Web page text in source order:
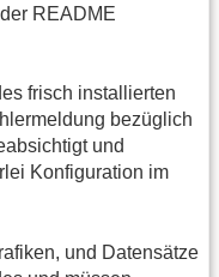
README
frisch installierten
bezüglich
und
Konfiguration im
und Datensätze